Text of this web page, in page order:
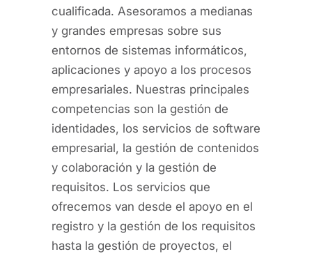
cualificada. Asesoramos a medianas
y grandes empresas sobre sus
entornos de sistemas informáticos,
aplicaciones y apoyo a los procesos
empresariales. Nuestras principales
competencias son la gestión de
identidades, los servicios de software
empresarial, la gestión de contenidos
y colaboración y la gestión de
requisitos. Los servicios que
ofrecemos van desde el apoyo en el
registro y la gestión de los requisitos
hasta la gestión de proyectos, el